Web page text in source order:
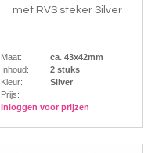
met RVS steker Silver
Maat:
ca. 43x42mm
Inhoud:
2 stuks
Kleur:
Silver
Prijs:
Inloggen voor prijzen